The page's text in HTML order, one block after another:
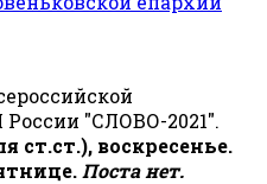
"СЛОВО-2021".
ст.ст.), воскресенье.
Поста нет.